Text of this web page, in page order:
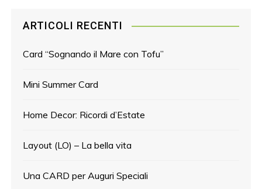
ARTICOLI RECENTI
Card “Sognando il Mare con Tofu”
Mini Summer Card
Home Decor: Ricordi d’Estate
Layout (LO) – La bella vita
Una CARD per Auguri Speciali